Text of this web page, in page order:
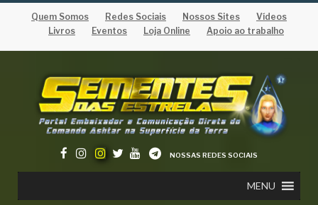
Quem Somos Redes Sociais Nossos Sites
Vídeos
Livros
Eventos Loja Online Apoio ao trabalho
NOSSAS REDES SOCIAIS
MENU